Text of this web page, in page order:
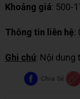
Khoảng giá: 500-
Thông tin liên hệ:
Ghi chú: Nội dung
Chia Sẻ